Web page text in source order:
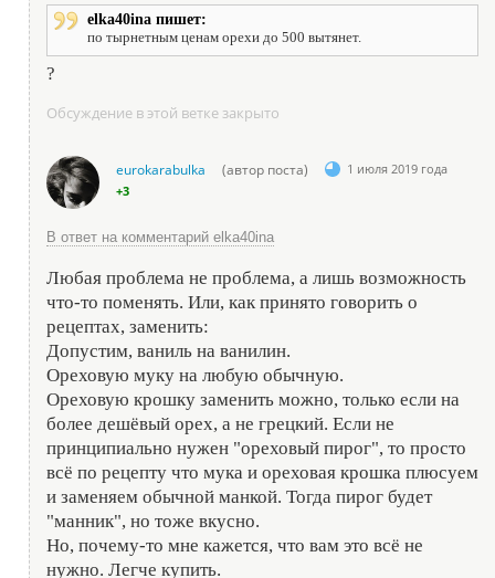
elka40ina пишет:
по тырнетным ценам орехи до 500 вытянет.
?
Обсуждение в этой ветке закрыто
eurokarabulka (автор поста)
1 июля 2019 года
+3
В ответ на комментарий elka40ina
Любая проблема не проблема, а лишь возможность
что-то поменять. Или, как принято говорить о
рецептах, заменить:
Допустим, ваниль на ванилин.
Ореховую муку на любую обычную.
Ореховую крошку заменить можно, только если на
более дешёвый орех, а не грецкий. Если не
принципиально нужен "ореховый пирог", то просто
всё по рецепту что мука и ореховая крошка плюсуем
и заменяем обычной манкой. Тогда пирог будет
"манник", но тоже вкусно.
Но, почему-то мне кажется, что вам это всё не
нужно. Легче купить.